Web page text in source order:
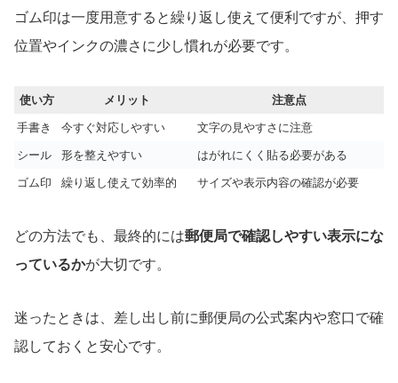
ゴム印は一度用意すると繰り返し使えて便利ですが、押す
位置やインクの濃さに少し慣れが必要です。
使い方 メリット 注意点
手書き 今すぐ対応しやすい 文字の見やすさに注意
シール 形を整えやすい はがれにくく貼る必要がある
ゴム印 繰り返し使えて効率的 サイズや表示内容の確認が必要
どの方法でも、最終的には郵便局で確認しやすい表示にな
っているかが大切です。
迷ったときは、差し出し前に郵便局の公式案内や窓口で確
認しておくと安心です。